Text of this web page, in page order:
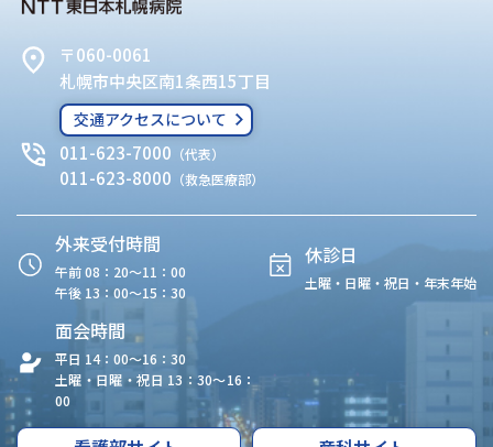
〒060-0061
札幌市中央区南1条西15丁目
交通アクセスについて
011-623-7000 （代表）
011-623-8000 （救急医療部）
外来受付時間
午前 08：20〜11：00
午後 13：00〜15：30
休診日
土曜・日曜・祝日・年末年始
面会時間
平日 14：00〜16：30
土曜・日曜・祝日 13：30〜16：
00